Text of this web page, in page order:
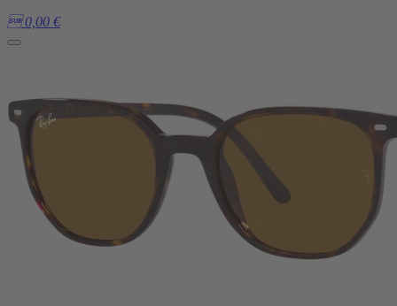
 0,00 €